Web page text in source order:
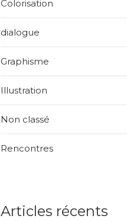
Colorisation
dialogue
Graphisme
Illustration
Non classé
Rencontres
Articles récents